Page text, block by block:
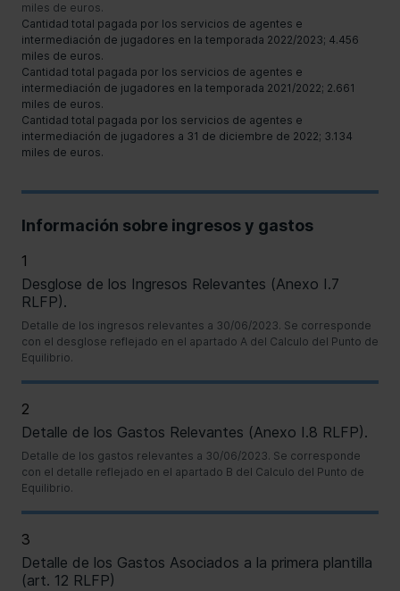
miles de euros.
Cantidad total pagada por los servicios de agentes e
intermediación de jugadores en la temporada 2022/2023; 4.456
miles de euros.
Cantidad total pagada por los servicios de agentes e
intermediación de jugadores en la temporada 2021/2022; 2.661
miles de euros.
Cantidad total pagada por los servicios de agentes e
intermediación de jugadores a 31 de diciembre de 2022; 3.134
miles de euros.
Información sobre ingresos y gastos
1
Desglose de los Ingresos Relevantes (Anexo I.7
RLFP).
Detalle de los ingresos relevantes a 30/06/2023. Se corresponde
con el desglose reflejado en el apartado A del Calculo del Punto de
Equilibrio.
2
Detalle de los Gastos Relevantes (Anexo I.8 RLFP).
Detalle de los gastos relevantes a 30/06/2023. Se corresponde
con el detalle reflejado en el apartado B del Calculo del Punto de
Equilibrio.
3
Detalle de los Gastos Asociados a la primera plantilla
(art. 12 RLFP)